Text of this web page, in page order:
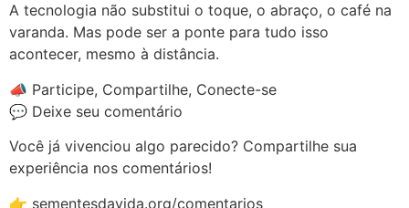
A tecnologia não substitui o toque, o abraço, o café na
varanda. Mas pode ser a ponte para tudo isso
acontecer, mesmo à distância.
📣 Participe, Compartilhe, Conecte-se
💬 Deixe seu comentário
Você já vivenciou algo parecido? Compartilhe sua
experiência nos comentários!
👉 sementesdavida.org/comentarios